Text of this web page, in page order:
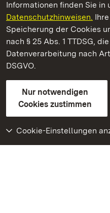
Informationen finden Sie in
Datenschutzhinweisen.
Speicherung der Cookies
nach § 25 Abs. 1 TTDSG,
Datenverarbeitung nach
DSGVO.
Nur notwendigen
Cookies zustimmen
Cookie-Einstellungen
Schloss Heidelberg
Staatliche Schlösser und
Kontakt
GebärdenspracheLeichte
Erklärung zur Barrierefreiheit
BITV-konform (geprüfte
Weiteres